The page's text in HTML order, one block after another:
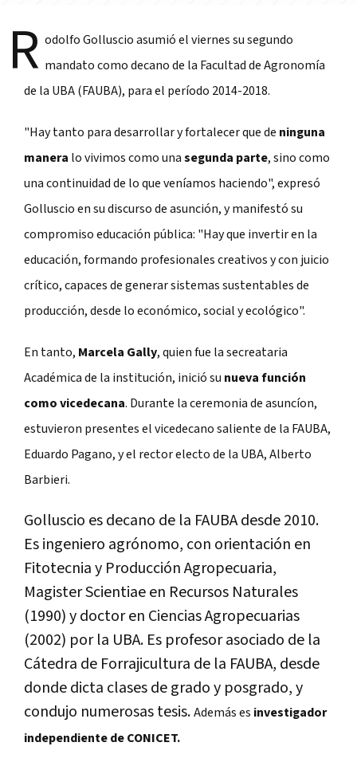
R odolfo Golluscio asumió el viernes su segundo
mandato como decano de la Facultad de Agronomía
de la UBA (FAUBA), para el período 2014-2018.
"Hay tanto para desarrollar y fortalecer que de ninguna
manera lo vivimos como unasegunda parte, sino como
una continuidad de lo que veníamos haciendo", expresó
Golluscio en su discurso de asunción, y manifestó su
compromiso educación pública: "Hay que invertir en la
educación, formando profesionales creativos y con juicio
crítico, capaces de generar sistemas sustentables de
producción, desde lo económico, social y ecológico".
En tanto, Marcela Gally, quien fue la secreataria
Académica de la institución, inició su nueva función
como vicedecana. Durante la ceremonia de asuncíon,
estuvieron presentes el vicedecano saliente de la FAUBA,
Eduardo Pagano, y el rector electo de la UBA, Alberto
Barbieri.
Golluscio es decano de la FAUBA desde 2010.
Es ingeniero agrónomo, con orientación en
Fitotecnia y Producción Agropecuaria,
Magister Scientiae en Recursos Naturales
(1990) y doctor en Ciencias Agropecuarias
(2002) por la UBA. Es profesor asociado de la
Cátedra de Forrajicultura de la FAUBA, desde
donde dicta clases de grado y posgrado, y
condujo numerosas tesis.Además es investigador
independiente de CONICET.